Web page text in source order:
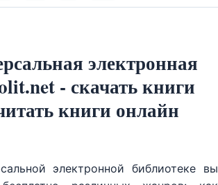
электронная
- скачать книги
книги онлайн
электронной библиотеке вы